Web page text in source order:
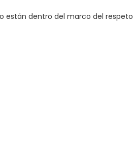
están dentro del marco del respeto